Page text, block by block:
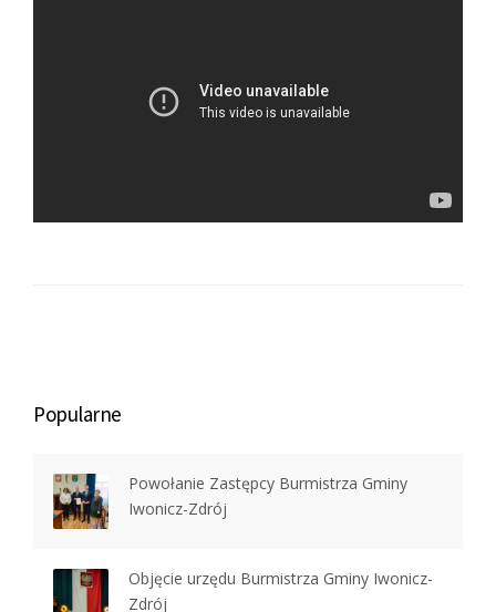
Popularne
Powołanie Zastępcy Burmistrza Gminy
Iwonicz-Zdrój
Objęcie urzędu Burmistrza Gminy Iwonicz-
Zdrój